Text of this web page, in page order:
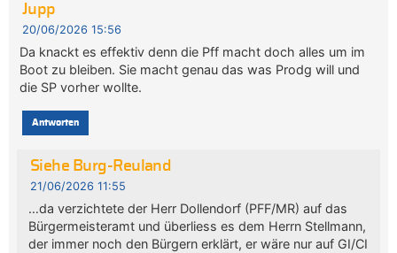
Jupp
20/06/2026 15:56
Da knackt es effektiv denn die Pff macht doch alles um im
Boot zu bleiben. Sie macht genau das was Prodg will und
die SP vorher wollte.
Antworten
Siehe Burg-Reuland
21/06/2026 11:55
…da verzichtete der Herr Dollendorf (PFF/MR) auf das
Bürgermeisteramt und überliess es dem Herrn Stellmann,
der immer noch den Bürgern erklärt, er wäre nur auf GI/CI